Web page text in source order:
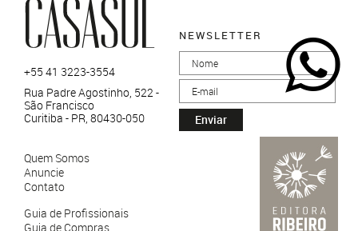
+55 41 3223-3554
Rua Padre Agostinho, 522 -
São Francisco
Curitiba - PR, 80430-050
Quem Somos
Anuncie
Contato
Guia de Profissionais
Guia de Compras
NEWSLETTER
Enviar